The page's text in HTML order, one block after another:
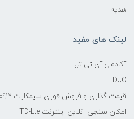
هدیه
لینک های مفید
آکادمی آی تی تل
DUC
قیمت گذاری و فروش فوری سیمکارت 0912
امکان سنجی آنلاین اینترنت TD-Lte